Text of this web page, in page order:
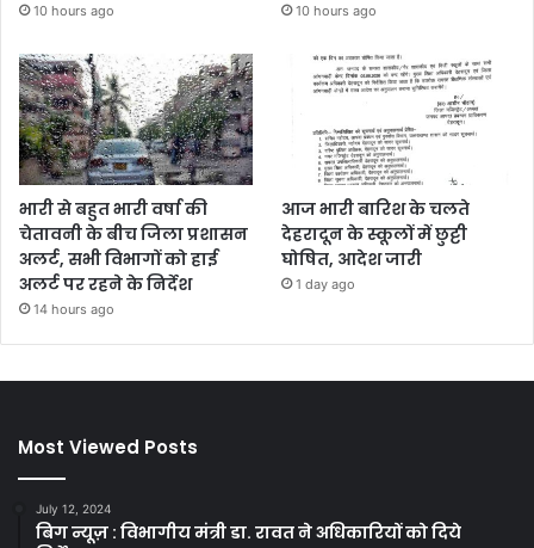
10 hours ago 10 hours ago
भारी से बहुत भारी वर्षा की
चेतावनी के बीच जिला प्रशासन
अलर्ट, सभी विभागों को हाई
अलर्ट पर रहने के निर्देश
14 hours ago
आज भारी बारिश के चलते
देहरादून के स्कूलों में छुट्टी
घोषित, आदेश जारी
1 day ago
Most Viewed Posts
July 12, 2024
बिग न्यूज़ : विभागीय मंत्री डा. रावत ने अधिकारियों को दिये